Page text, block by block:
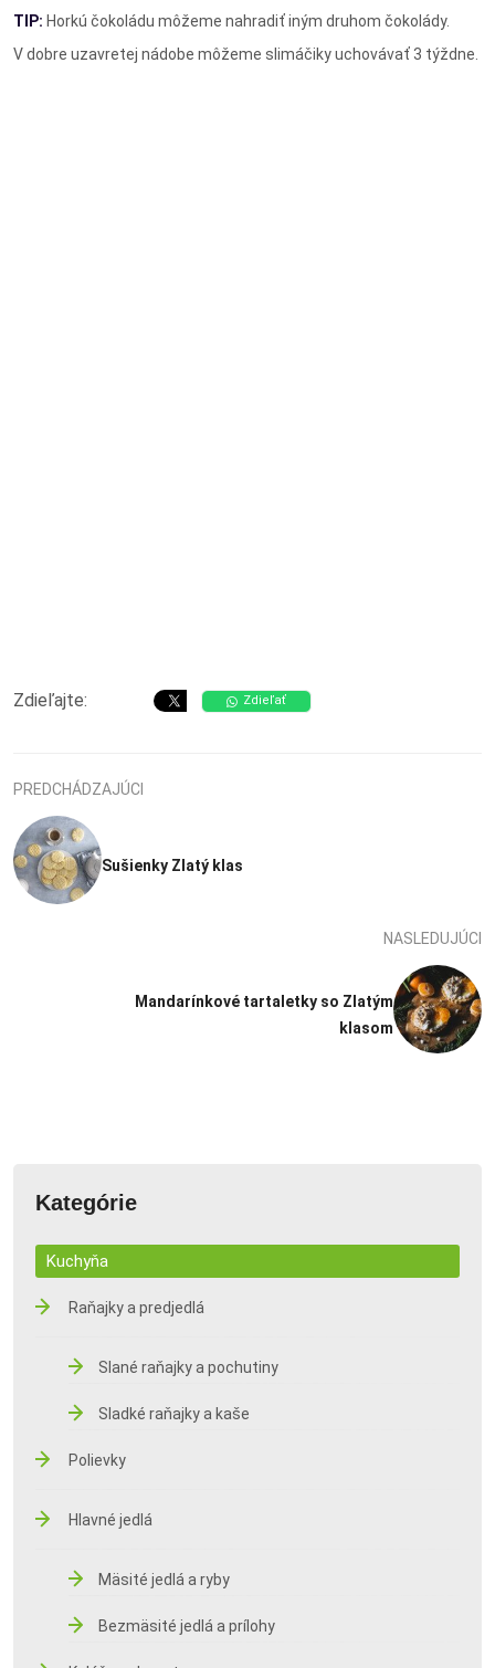
TIP: Horkú čokoládu môžeme nahradiť iným druhom čokolády.
V dobre uzavretej nádobe môžeme slimáčiky uchovávať 3 týždne.
Zdieľajte: Zdieľať
PREDCHÁDZAJÚCI
Sušienky Zlatý klas
NASLEDUJÚCI
Mandarínkové tartaletky so Zlatým
klasom
Kategórie
Kuchyňa
Raňajky a predjedlá
Slané raňajky a pochutiny
Sladké raňajky a kaše
Polievky
Hlavné jedlá
Mäsité jedlá a ryby
Bezmäsité jedlá a prílohy